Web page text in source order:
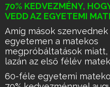
70% KEDVEZMÉNY,
VEDD AZ EGYETEMI
Amíg mások szenvednek
egyetemen a matekos
megpróbáltatások miatt,
lazán az első félév
60-féle egyetemi